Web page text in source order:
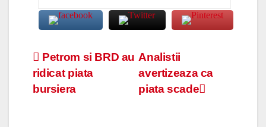
Navigare
în
Analistii
avertizeaza ca
piata scade
Petrom si BRD au
ridicat piata
bursiera